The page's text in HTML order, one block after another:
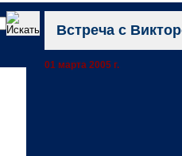
Встреча с
01 марта 2005 г.